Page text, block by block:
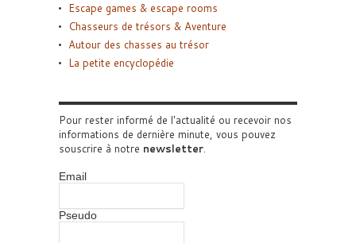
Escape games & escape rooms
Chasseurs de trésors & Aventure
Autour des chasses au trésor
La petite encyclopédie
Pour rester informé de l'actualité ou recevoir nos
informations de dernière minute, vous pouvez
souscrire à notre newsletter.
Email
Pseudo